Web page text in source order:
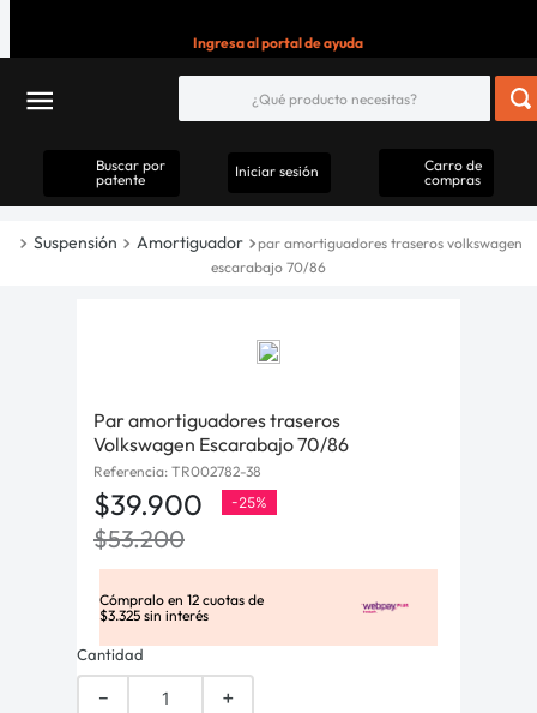
Ingresa al portal de ayuda
Buscar por
patente
Iniciar sesión
Carro de
compras
Suspensión Amortiguador
par amortiguadores traseros volkswagen
escarabajo 70/86
Par amortiguadores traseros
Volkswagen Escarabajo 70/86
Referencia: TR002782-38
$39.900 -25%
$53.200
Cómpralo en 12 cuotas de
$3.325 sin interés
Cantidad
＋
－